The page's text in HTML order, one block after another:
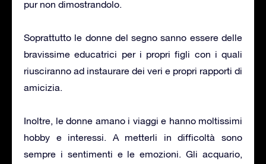
pur non dimostrandolo.
Soprattutto le donne del segno sanno essere delle
bravissime educatrici per i propri figli con i quali
riusciranno ad instaurare dei veri e propri rapporti di
amicizia.
Inoltre, le donne amano i viaggi e hanno moltissimi
hobby e interessi. A metterli in difficoltà sono
sempre i sentimenti e le emozioni. Gli acquario,